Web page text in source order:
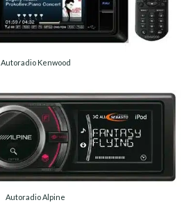
Autoradio Kenwood
Autoradio Alpine